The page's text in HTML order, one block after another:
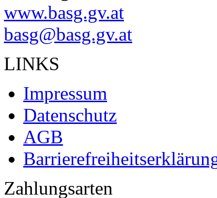
www.basg.gv.at
basg@basg.gv.at
LINKS
Impressum
Datenschutz
AGB
Zahlungsarten